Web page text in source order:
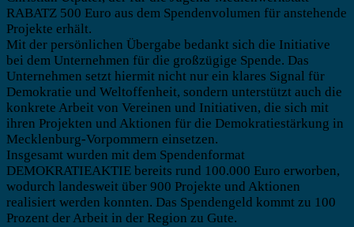
RABATZ 500 Euro aus dem Spendenvolumen für anstehende
Projekte erhält.
Mit der persönlichen Übergabe bedankt sich die Initiative
bei dem Unternehmen für die großzügige Spende. Das
Unternehmen setzt hiermit nicht nur ein klares Signal für
Demokratie und Weltoffenheit, sondern unterstützt auch die
konkrete Arbeit von Vereinen und Initiativen, die sich mit
ihren Projekten und Aktionen für die Demokratiestärkung in
Mecklenburg-Vorpommern einsetzen.
Insgesamt wurden mit dem Spendenformat
DEMOKRATIEAKTIE bereits rund 100.000 Euro erworben,
wodurch landesweit über 900 Projekte und Aktionen
realisiert werden konnten. Das Spendengeld kommt zu 100
Prozent der Arbeit in der Region zu Gute.